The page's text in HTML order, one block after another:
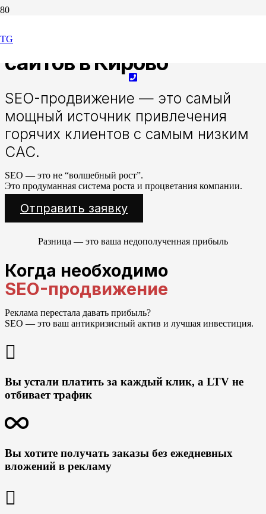
TG
SEO-продвижение
сайтов в Кирово
SEO-продвижение — это самый
мощный источник привлечения
горячих клиентов с самым низким
CAC.
SEO — это не “волшебный рост”.
Это продуманная система роста и процветания компании.
Отправить заявку
Разница — это ваша недополученная прибыль
Когда необходимо
SEO-продвижение
Реклама перестала давать прибыль?
SEO — это ваш антикризисный актив и лучшая инвестиция.
Вы устали платить за каждый клик, а LTV не
отбивает трафик
Вы хотите получать заказы без ежедневных
вложений в рекламу